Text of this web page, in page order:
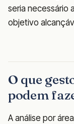
seria necessário
objetivo
O que
podem
A análise por